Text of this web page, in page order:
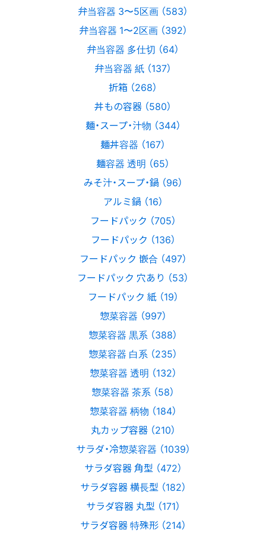
弁当容器 3〜5区画 （583）
弁当容器 1〜2区画 （392）
弁当容器 多仕切 （64）
弁当容器 紙 （137）
折箱 （268）
丼もの容器 （580）
麺・スープ・汁物 （344）
麺丼容器 （167）
麺容器 透明 （65）
みそ汁・スープ・鍋 （96）
アルミ鍋 （16）
フードパック （705）
フードパック （136）
フードパック 嵌合 （497）
フードパック 穴あり （53）
フードパック 紙 （19）
惣菜容器 （997）
惣菜容器 黒系 （388）
惣菜容器 白系 （235）
惣菜容器 透明 （132）
惣菜容器 茶系 （58）
惣菜容器 柄物 （184）
丸カップ容器 （210）
サラダ・冷惣菜容器 （1039）
サラダ容器 角型 （472）
サラダ容器 横長型 （182）
サラダ容器 丸型 （171）
サラダ容器 特殊形 （214）